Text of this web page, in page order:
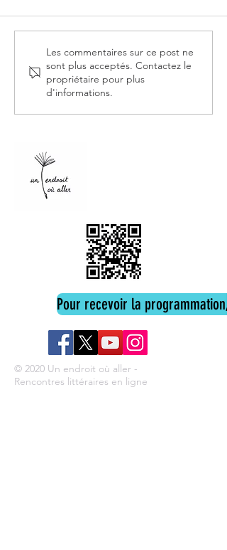
Librairies L'Attrape-Coeurs à
Paris 18e
Les commentaires sur ce post ne
sont plus acceptés. Contactez le
propriétaire pour plus
d'informations.
Pour recevoir la programmation,
© 2020 Un endroit où aller -
Rencontres littéraires en ligne